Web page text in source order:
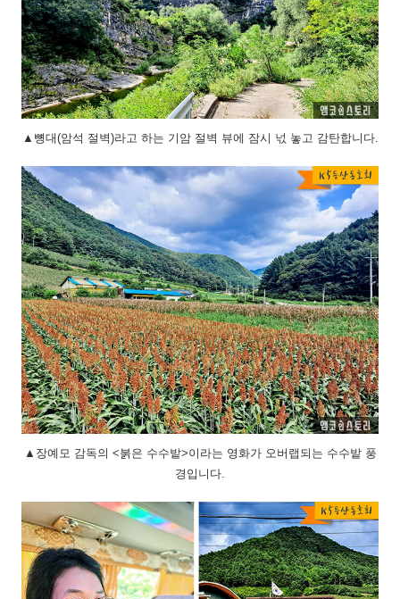
▲뼝대(암석 절벽)라고 하는 기암 절벽 뷰에 잠시 넋 놓고 감탄합니다.
▲장예모 감독의 <붉은 수수밭>이라는 영화가 오버랩되는 수수밭 풍
경입니다.